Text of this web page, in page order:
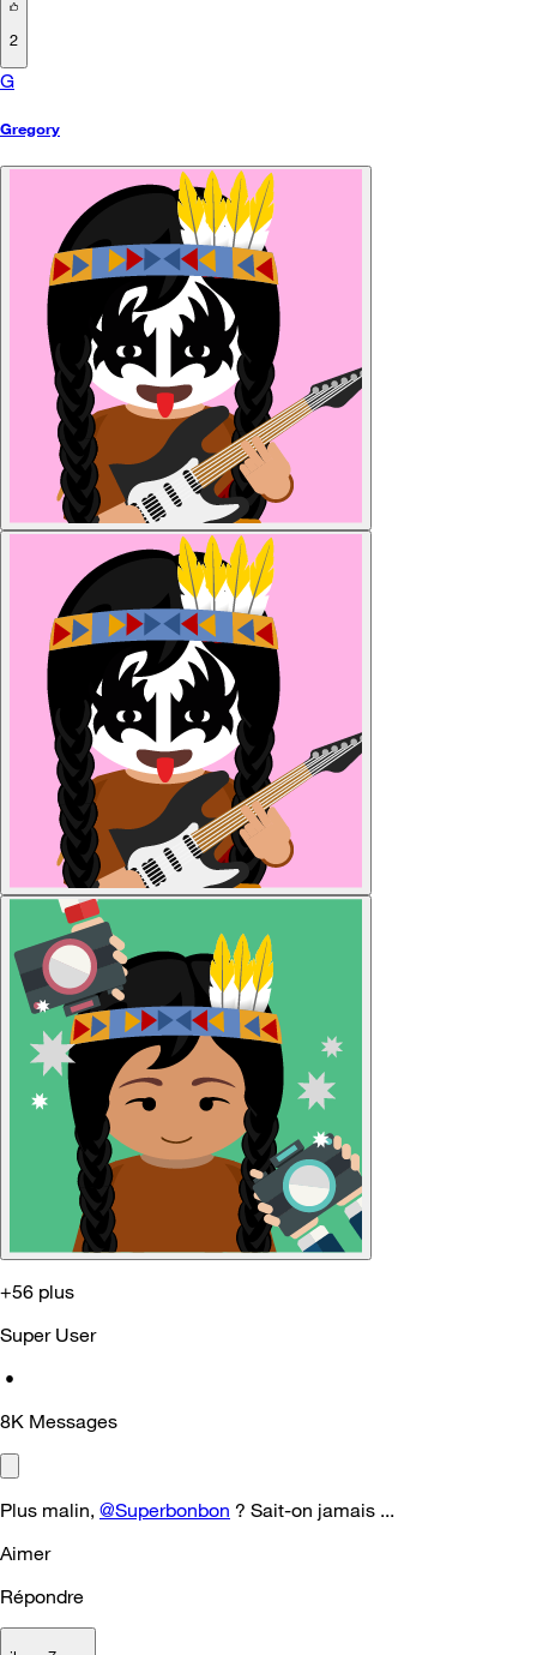
2
G
Gregory
+56 plus
Super User
•
8K Messages
Plus malin, @Superbonbon ? Sait-on jamais ...
Aimer
Répondre